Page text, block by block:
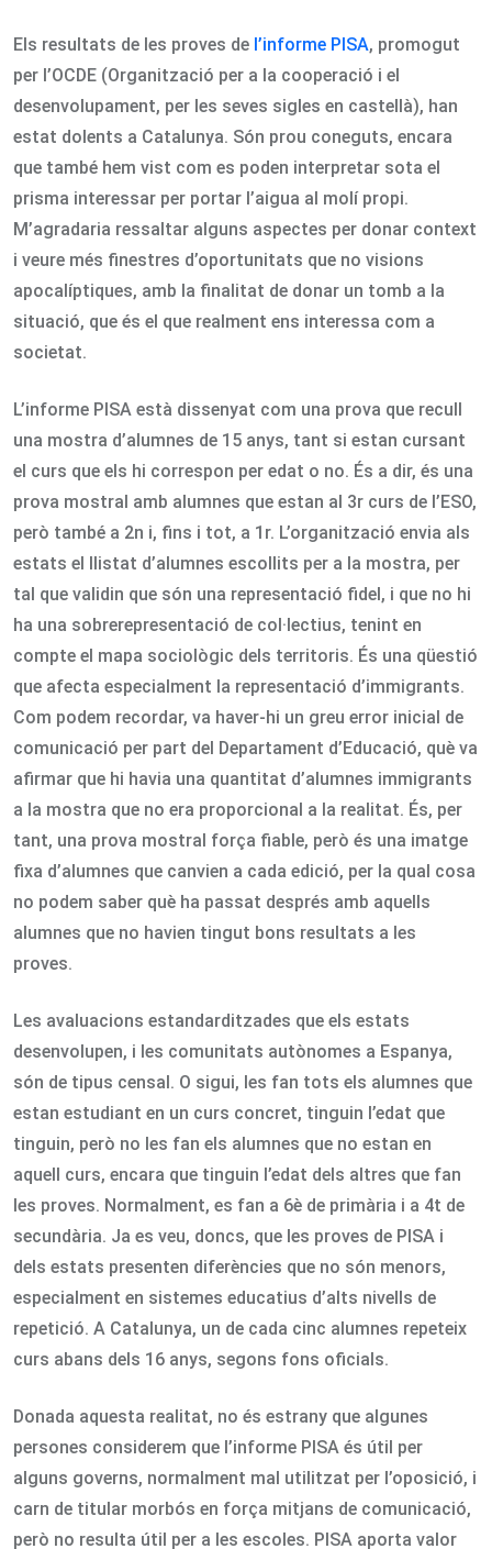
Els resultats de les proves de l’informe PISA, promogut
per l’OCDE (Organització per a la cooperació i el
desenvolupament, per les seves sigles en castellà), han
estat dolents a Catalunya. Són prou coneguts, encara
que també hem vist com es poden interpretar sota el
prisma interessar per portar l’aigua al molí propi.
M’agradaria ressaltar alguns aspectes per donar context
i veure més finestres d’oportunitats que no visions
apocalíptiques, amb la finalitat de donar un tomb a la
situació, que és el que realment ens interessa com a
societat.
L’informe PISA està dissenyat com una prova que recull
una mostra d’alumnes de 15 anys, tant si estan cursant
el curs que els hi correspon per edat o no. És a dir, és una
prova mostral amb alumnes que estan al 3r curs de l’ESO,
però també a 2n i, fins i tot, a 1r. L’organització envia als
estats el llistat d’alumnes escollits per a la mostra, per
tal que validin que són una representació fidel, i que no hi
ha una sobrerepresentació de col·lectius, tenint en
compte el mapa sociològic dels territoris. És una qüestió
que afecta especialment la representació d’immigrants.
Com podem recordar, va haver-hi un greu error inicial de
comunicació per part del Departament d’Educació, què va
afirmar que hi havia una quantitat d’alumnes immigrants
a la mostra que no era proporcional a la realitat. És, per
tant, una prova mostral força fiable, però és una imatge
fixa d’alumnes que canvien a cada edició, per la qual cosa
no podem saber què ha passat després amb aquells
alumnes que no havien tingut bons resultats a les
proves.
Les avaluacions estandarditzades que els estats
desenvolupen, i les comunitats autònomes a Espanya,
són de tipus censal. O sigui, les fan tots els alumnes que
estan estudiant en un curs concret, tinguin l’edat que
tinguin, però no les fan els alumnes que no estan en
aquell curs, encara que tinguin l’edat dels altres que fan
les proves. Normalment, es fan a 6è de primària i a 4t de
secundària. Ja es veu, doncs, que les proves de PISA i
dels estats presenten diferències que no són menors,
especialment en sistemes educatius d’alts nivells de
repetició. A Catalunya, un de cada cinc alumnes repeteix
curs abans dels 16 anys, segons fons oficials.
Donada aquesta realitat, no és estrany que algunes
persones considerem que l’informe PISA és útil per
alguns governs, normalment mal utilitzat per l’oposició, i
carn de titular morbós en força mitjans de comunicació,
però no resulta útil per a les escoles. PISA aporta valor